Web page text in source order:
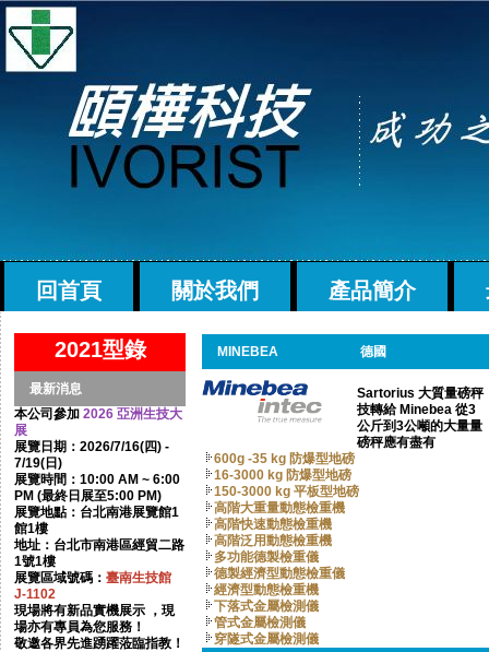
回首頁 關於我們 產品簡介
2021型錄
最新消息
本公司參加 2026 亞洲生技大
展
展覽日期：2026/7/16(四) -
7/19(日)
展覽時間：10:00 AM ~ 6:00
PM (最終日展至5:00 PM)
展覽地點：台北南港展覽館1
館1樓
地址：台北市南港區經貿二路
1號1樓
展覽區域號碼： 臺南生技館
J-1102
現場將有新品實機展示 ，現
場亦有專員為您服務！
敬邀各界先進踴躍蒞臨指教！
MINEBEA 德國
Sartorius 大質量磅秤
技轉給 Minebea 從3
公斤到3公噸的大量量
磅秤應有盡有
600g -35 kg 防爆型地磅
16-3000 kg 防爆型地磅
150-3000 kg 平板型地磅
高階大重量動態檢重機
高階快速動態檢重機
高階泛用動態檢重機
多功能德製檢重儀
德製經濟型動態檢重儀
經濟型動態檢重機
下落式金屬檢測儀
管式金屬檢測儀
穿隧式金屬檢測儀